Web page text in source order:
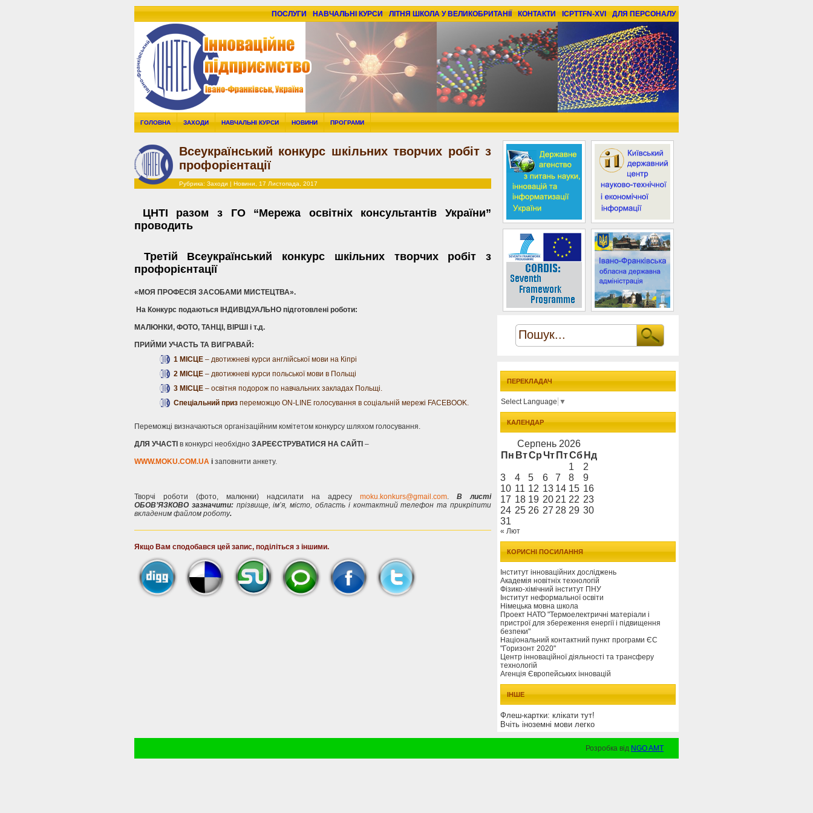
ДЛЯ ПЕРСОНАЛУ
ICPTTFN-XVI
КОНТАКТИ
ЛІТНЯ ШКОЛА У ВЕЛИКОБРИТАНІЇ
НАВЧАЛЬНІ КУРСИ
ПОСЛУГИ
ГОЛОВНА ЗАХОДИ НАВЧАЛЬНІ КУРСИ НОВИНИ ПРОГРАМИ
Всеукраїнський конкурс шкільних творчих робіт з
профорієнтації
Рубрика: Заходи | Новини , 17 Листопада, 2017
ЦНТІ разом з ГО “Мережа освітніх консультантів України”
проводить
Третій Всеукраїнський конкурс шкільних творчих робіт з
профорієнтації
«МОЯ ПРОФЕСІЯ ЗАСОБАМИ МИСТЕЦТВА».
На Конкурс подаються ІНДИВІДУАЛЬНО підготовлені роботи:
МАЛЮНКИ, ФОТО, ТАНЦІ, ВІРШІ і т.д.
ПРИЙМИ УЧАСТЬ ТА ВИГРАВАЙ:
1 МІСЦЕ – двотижневі курси англійської мови на Кіпрі
2 МІСЦЕ – двотижневі курси польської мови в Польщі
3 МІСЦЕ – освітня подорож по навчальних закладах Польщі.
Спеціальний приз переможцю ON-LINE голосування в соціальній мережі FACEBOOK.
Переможці визначаються організаційним комітетом конкурсу шляхом голосування.
ДЛЯ УЧАСТІ в конкурсі необхідно ЗАРЕЄСТРУВАТИСЯ НА САЙТІ –
WWW.MOKU.COM.UA і заповнити анкету.
Творчі роботи (фото, малюнки) надсилати на адресу moku.konkurs@gmail.com. В листі
ОБОВ’ЯЗКОВО зазначити: прізвище, ім’я, місто, область і контактний телефон та прикріпити
вкладеним файлом роботу.
Якщо Вам сподобався цей запис, поділіться з іншими.
ПЕРЕКЛАДАЧ
Select Language ▼
КАЛЕНДАР
Серпень 2026
Пн ВтСрЧт ПтСб Нд
1
2
3
4 5 6 7 8
9
10 11 12 13 14 15 16
17 18 19 20 21 22 23
24 25 26 27 28 29 30
31
« Лют
КОРИСНІ ПОСИЛАННЯ
Інститут інноваційних досліджень
Академія новітніх технологій
Фізико-хімічний інститут ПНУ
Інститут неформальної освіти
Німецька мовна школа
Проект НАТО "Термоелектричні матеріали і
пристрої для збереження енергії і підвищення
безпеки"
Національний контактний пункт програми ЄС
"Горизонт 2020"
Центр інноваційної діяльності та трансферу
технологій
Агенція Європейських інновацій
ІНШЕ
Флеш-картки: клікати тут!
Вчіть іноземні мови легко
Розробка від NGO AMT